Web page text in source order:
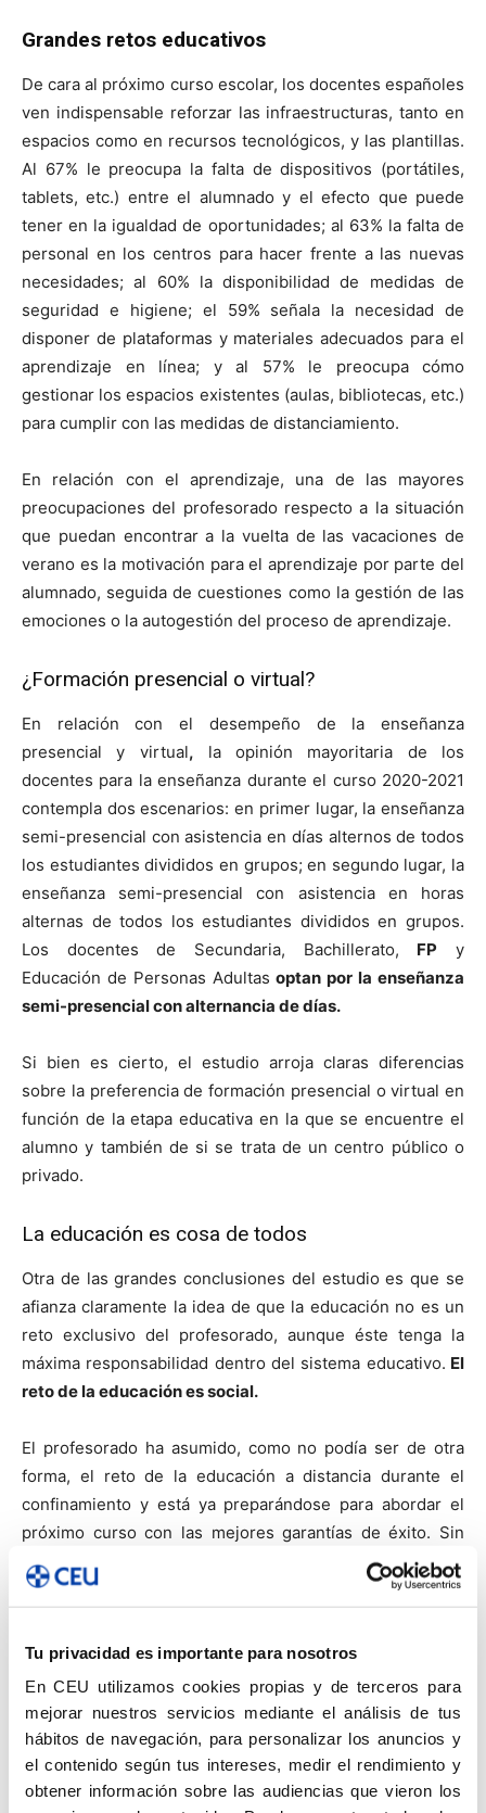
Tu privacidad es importante para nosotros
En CEU utilizamos cookies propias y de terceros para
mejorar nuestros servicios mediante el análisis de tus
hábitos de navegación, para personalizar los anuncios y
el contenido según tus intereses, medir el rendimiento y
obtener información sobre las audiencias que vieron los
Grandes retos educativos
De cara al próximo curso escolar, los docentes españoles
ven indispensable reforzar las infraestructuras, tanto en
espacios como en recursos tecnológicos, y las plantillas.
Al 67% le preocupa la falta de dispositivos (portátiles,
tablets, etc.) entre el alumnado y el efecto que puede
tener en la igualdad de oportunidades; al 63% la falta de
personal en los centros para hacer frente a las nuevas
necesidades; al 60% la disponibilidad de medidas de
seguridad e higiene; el 59% señala la necesidad de
disponer de plataformas y materiales adecuados para el
aprendizaje en línea; y al 57% le preocupa cómo
gestionar los espacios existentes (aulas, bibliotecas, etc.)
para cumplir con las medidas de distanciamiento.
En relación con el aprendizaje, una de las mayores
preocupaciones del profesorado respecto a la situación
que puedan encontrar a la vuelta de las vacaciones de
verano es la motivación para el aprendizaje por parte del
alumnado, seguida de cuestiones como la gestión de las
emociones o la autogestión del proceso de aprendizaje.
¿Formación presencial o virtual?
En relación con el desempeño de la enseñanza
presencial y virtual, la opinión mayoritaria de los
docentes para la enseñanza durante el curso 2020-2021
contempla dos escenarios: en primer lugar, la enseñanza
semi-presencial con asistencia en días alternos de todos
los estudiantes divididos en grupos; en segundo lugar, la
enseñanza semi-presencial con asistencia en horas
alternas de todos los estudiantes divididos en grupos.
Los docentes de Secundaria, Bachillerato, FP y
Educación de Personas Adultasoptan por la enseñanza
semi-presencial con alternancia de días.
Si bien es cierto, el estudio arroja claras diferencias
sobre la preferencia de formación presencial o virtual en
función de la etapa educativa en la que se encuentre el
alumno y también de si se trata de un centro público o
privado.
La educación es cosa de todos
Otra de las grandes conclusiones del estudio es que se
afianza claramente la idea de que la educación no es un
reto exclusivo del profesorado, aunque éste tenga la
máxima responsabilidad dentro del sistema educativo. El
reto de la educación es social.
El profesorado ha asumido, como no podía ser de otra
forma, el reto de la educación a distancia durante el
confinamiento y está ya preparándose para abordar el
próximo curso con las mejores garantías de éxito. Sin
embargo, señalan que es necesaria la colaboración de
toda la sociedad para cuestiones que desbordan el
laboral, la atención a las necesidades específicas de
de las condiciones de vida de todas las familias y, en
definitiva, el bienestar social y personal del alumnado.
¿Quieres saber más? Escucha nuestro canal de podcast.